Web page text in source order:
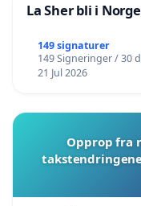
La Sher bli i
149 signaturer
149 Signeringer / 30
21 Jul 2026
Opprop fra